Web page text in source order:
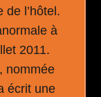
de l’hôtel.
à
2011.
nommée
écrit une